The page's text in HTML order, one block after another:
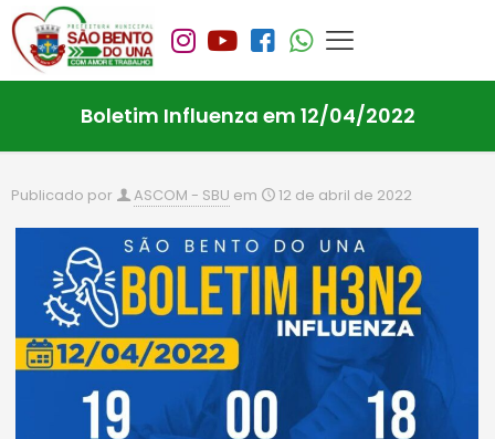
Boletim Influenza em 12/04/2022
Publicado por ASCOM - SBU em 12 de abril de 2022